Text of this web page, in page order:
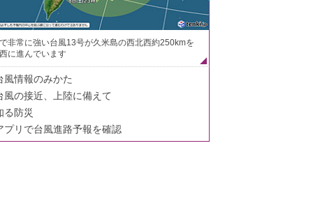
非常に強い台風13号が久米島の西北西約250kmを
に進んでいます
風情報のみかた
風の接近、上陸に備えて
る防災
プリで台風進路予報を確認